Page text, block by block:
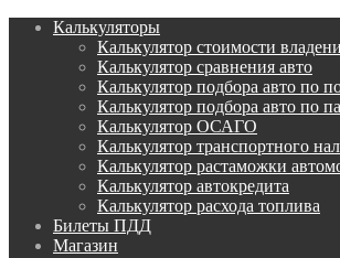
Калькуляторы
Калькулятор стоимости
Калькулятор сравнения авто
Калькулятор подбора авто по
Калькулятор подбора авто по
Калькулятор ОСАГО
Калькулятор транспортного
Калькулятор растаможки
Калькулятор автокредита
Калькулятор расхода топлива
Билеты ПДД
Магазин